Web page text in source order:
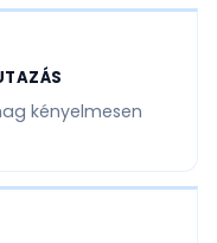
kényelmesen